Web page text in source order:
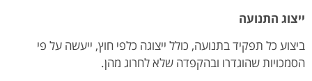
ייצוג התנועה
ביצוע כל תפקיד בתנועה, כולל ייצוגה כלפי חוץ, ייעשה על פי
הסמכויות שהוגדרו ובהקפדה שלא לחרוג מהן.